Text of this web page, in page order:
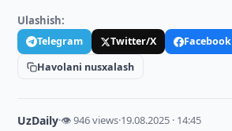
Ulashish:
Telegram Twitter/X
Facebook
Havolani nusxalash
UzDaily·👁 946 views·19.08.2025 · 14:45